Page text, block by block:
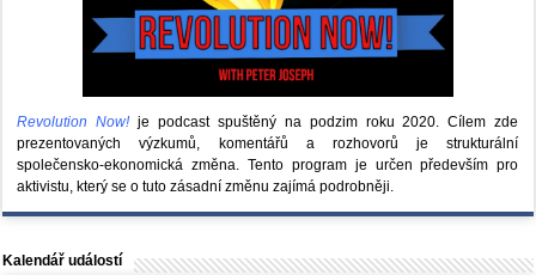
Revolution Now! je podcast spuštěný na podzim roku 2020.Cílem zde
prezentovaných výzkumů, komentářů a rozhovorů je strukturální
společensko-ekonomická změna. Tento program je určen především pro
aktivistu, který se o tuto zásadní změnu zajímá podrobněji.
Kalendář událostí